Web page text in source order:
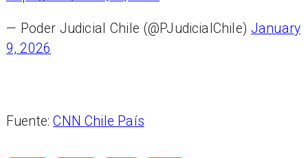
— Poder Judicial Chile (@PJudicialChile) January
9, 2026
Fuente:CNN Chile País